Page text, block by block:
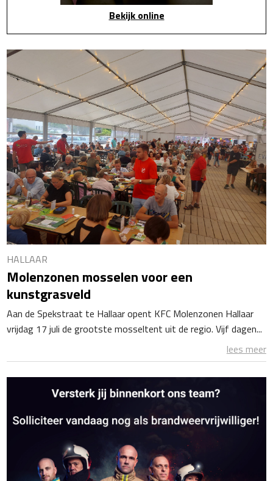
Bekijk online
HALLAAR
Molenzonen mosselen voor een
kunstgrasveld
Aan de Spekstraat te Hallaar opent KFC Molenzonen Hallaar
vrijdag 17 juli de grootste mosseltent uit de regio. Vijf dagen...
lees meer